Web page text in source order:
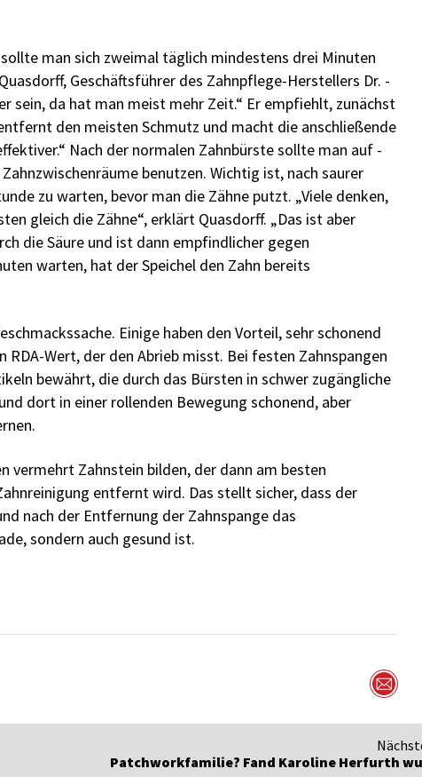
man sich zweimal täglich mindestens drei Minuten
­Geschäftsführer des Zahnpflege-Herstellers Dr.
sein, da hat man meist mehr Zeit.“ Er empfiehlt, zunächst
den meisten Schmutz und macht die anschließende
Nach der normalen Zahnbürste sollte man auf
benutzen. Wichtig ist, nach saurer
zu warten, bevor man die Zähne putzt. „Viele denken,
gleich die Zähne“, erklärt Quasdorff. „Das ist aber
die Säure und ist dann empfindlicher gegen
warten, hat der Speichel den Zahn bereits
Einige haben den Vorteil, sehr schonend
RDA-Wert, der den Abrieb misst. Bei festen Zahnspangen
bewährt, die durch das Bürsten in schwer zugängliche
dort in einer rollenden Bewegung schonend, aber
vermehrt Zahnstein bilden, der dann am besten
entfernt wird. Das stellt sicher, dass der
nach der Entfernung der Zahnspange das
sondern auch gesund ist.
Patchworkfamilie? Fand Karoline Herfurth